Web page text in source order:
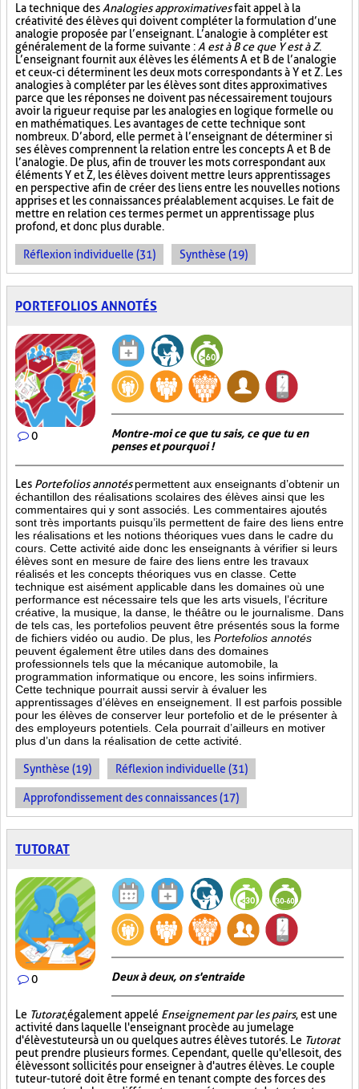
La technique des Analogies approximativesfait appel à la
créativité des élèves qui doivent compléter la formulation d’une
analogie proposée par l’enseignant. L’analogie à compléter est
généralement de la forme suivante : A est à B ce que Y est à Z.
L’enseignant fournit aux élèves les éléments A et B de l’analogie
et ceux-ci déterminent les deux mots correspondants à Y et Z. Les
analogies à compléter par les élèves sont dites approximatives
parce que les réponses ne doivent pas nécessairement toujours
avoir la rigueur requise par les analogies en logique formelle ou
en mathématiques. Les avantages de cette technique sont
nombreux. D’abord, elle permet à l’enseignant de déterminer si
ses élèves comprennent la relation entre les concepts A et B de
l’analogie. De plus, afin de trouver les mots correspondant aux
éléments Y et Z, les élèves doivent mettre leurs apprentissages
en perspective afin de créer des liens entre les nouvelles notions
apprises et les connaissances préalablement acquises. Le fait de
mettre en relation ces termes permet un apprentissage plus
profond, et donc plus durable.
Réflexion individuelle (31) Synthèse (19)
PORTEFOLIOS ANNOTÉS
0
Montre-moi ce que tu sais, ce que tu en
penses et pourquoi !
Les Portefolios annotés permettent aux enseignants d’obtenir un
échantillon des réalisations scolaires des élèves ainsi que les
commentaires qui y sont associés. Les commentaires ajoutés
sont très importants puisqu’ils permettent de faire des liens entre
les réalisations et les notions théoriques vues dans le cadre du
cours. Cette activité aide donc les enseignants à vérifier si leurs
élèves sont en mesure de faire des liens entre les travaux
réalisés et les concepts théoriques vus en classe. Cette
technique est aisément applicable dans les domaines où une
performance est nécessaire tels que les arts visuels, l’écriture
créative, la musique, la danse, le théâtre ou le journalisme. Dans
de tels cas, les portefolios peuvent être présentés sous la forme
de fichiers vidéo ou audio. De plus, les Portefolios annotés
peuvent également être utiles dans des domaines
professionnels tels que la mécanique automobile, la
programmation informatique ou encore, les soins infirmiers.
Cette technique pourrait aussi servir à évaluer les
apprentissages d’élèves en enseignement. Il est parfois possible
pour les élèves de conserver leur portefolio et de le présenter à
des employeurs potentiels. Cela pourrait d’ailleurs en motiver
plus d’un dans la réalisation de cette activité.
Synthèse (19) Réflexion individuelle (31)
Approfondissement des connaissances (17)
TUTORAT
0 Deux à deux, on s'entraide
Le Tutorat, également appelé Enseignement par les pairs, est une
activité dans laquelle l'enseignant procède au jumelage
d'élèves tuteurs à un ou quelques autres élèves tutorés. Le Tutorat
peut prendre plusieurs formes. Cependant, quelle qu'elle soit, des
élèves sont sollicités pour enseigner à d'autres élèves. Le couple
tuteur-tutoré doit être formé en tenant compte des forces des